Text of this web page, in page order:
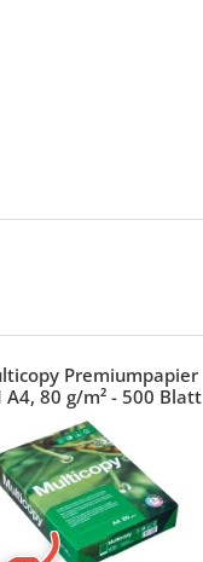
Premiumpapier
A4, 80 g/m² - 500 Blatt